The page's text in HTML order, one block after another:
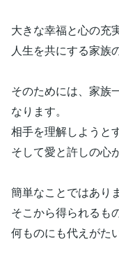
大きな幸福と心の充
人生を共にする家族
そのためには、家族
なります。
相手を理解しようと
そして愛と許しの心
簡単なことではあり
そこから得られるもの
何ものにも代えがた